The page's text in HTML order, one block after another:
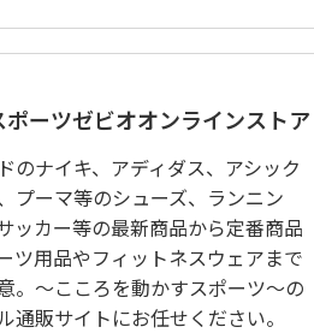
ポーツゼビオオンラインストア
のナイキ、アディダス、アシック
プーマ等のシューズ、ランニン
ッカー等の最新商品から定番商品
ツ用品やフィットネスウェアまで
。～こころを動かすスポーツ～の
通販サイトにお任せください。